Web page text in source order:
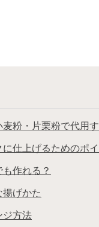
粉・片栗粉で代用
仕上げるためのポイ
作れる？
揚げかた
ジ方法